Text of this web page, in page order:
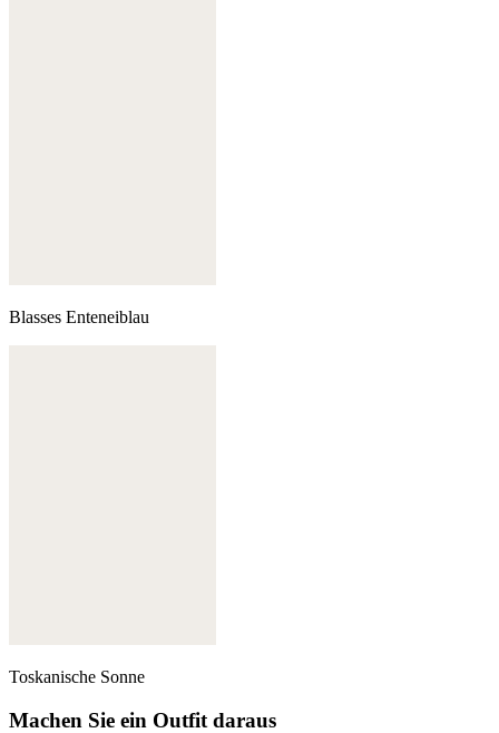
Blasses Enteneiblau
Toskanische Sonne
Machen Sie ein Outfit daraus